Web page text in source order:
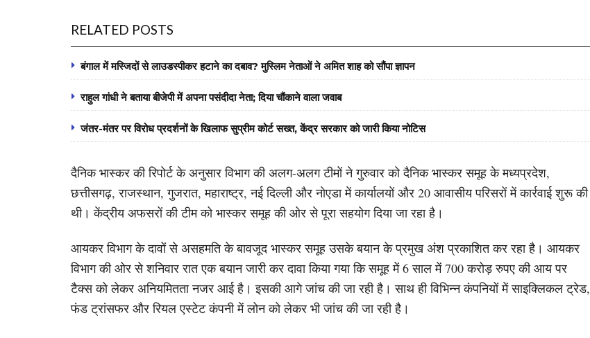
RELATED POSTS
बंगाल में मस्जिदों से लाउडस्पीकर हटाने का दबाव? मुस्लिम नेताओं ने अमित शाह को सौंपा ज्ञापन
राहुल गांधी ने बताया बीजेपी में अपना पसंदीदा नेता; दिया चौंकाने वाला जवाब
जंतर-मंतर पर विरोध प्रदर्शनों के खिलाफ सुप्रीम कोर्ट सख्त, केंद्र सरकार को जारी किया नोटिस
दैनिक भास्कर की रिपोर्ट के अनुसार विभाग की अलग-अलग टीमों ने गुरुवार को दैनिक भास्कर समूह के मध्यप्रदेश,
छत्तीसगढ़, राजस्थान, गुजरात, महाराष्ट्र, नई दिल्ली और नाेएडा में कार्यालयों और 20 आवासीय परिसरों में कार्रवाई शुरू की
थी। केंद्रीय अफसरों की टीम को भास्कर समूह की ओर से पूरा सहयोग दिया जा रहा है।
आयकर विभाग के दावों से असहमति के बावजूद भास्कर समूह उसके बयान के प्रमुख अंश प्रकाशित कर रहा है। आयकर
विभाग की ओर से शनिवार रात एक बयान जारी कर दावा किया गया कि समूह में 6 साल में 700 करोड़ रुपए की आय पर
टैक्स को लेकर अनियमितता नजर आई है। इसकी आगे जांच की जा रही है। साथ ही विभिन्न कंपनियों में साइक्लिकल ट्रेड,
फंड ट्रांसफर और रियल एस्टेट कंपनी में लोन को लेकर भी जांच की जा रही है।